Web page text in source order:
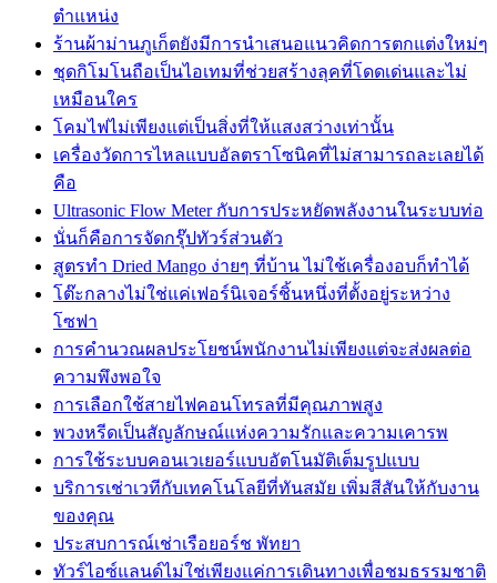
ตำแหน่ง
ร้านผ้าม่านภูเก็ตยังมีการนำเสนอแนวคิดการตกแต่งใหม่ๆ
ชุดกิโมโนถือเป็นไอเทมที่ช่วยสร้างลุคที่โดดเด่นและไม่
เหมือนใคร
โคมไฟไม่เพียงแต่เป็นสิ่งที่ให้แสงสว่างเท่านั้น
เครื่องวัดการไหลแบบอัลตราโซนิคที่ไม่สามารถละเลยได้
คือ
Ultrasonic Flow Meter กับการประหยัดพลังงานในระบบท่อ
นั่นก็คือการจัดกรุ๊ปทัวร์ส่วนตัว
สูตรทำ Dried Mango ง่ายๆ ที่บ้าน ไม่ใช้เครื่องอบก็ทำได้
โต๊ะกลางไม่ใช่แค่เฟอร์นิเจอร์ชิ้นหนึ่งที่ตั้งอยู่ระหว่าง
โซฟา
การคำนวณผลประโยชน์พนักงานไม่เพียงแต่จะส่งผลต่อ
ความพึงพอใจ
การเลือกใช้สายไฟคอนโทรลที่มีคุณภาพสูง
พวงหรีดเป็นสัญลักษณ์แห่งความรักและความเคารพ
การใช้ระบบคอนเวเยอร์แบบอัตโนมัติเต็มรูปแบบ
บริการเช่าเวทีกับเทคโนโลยีที่ทันสมัย เพิ่มสีสันให้กับงาน
ของคุณ
ประสบการณ์เช่าเรือยอร์ช พัทยา
ทัวร์ไอซ์แลนด์ไม่ใช่เพียงแค่การเดินทางเพื่อชมธรรมชาติ